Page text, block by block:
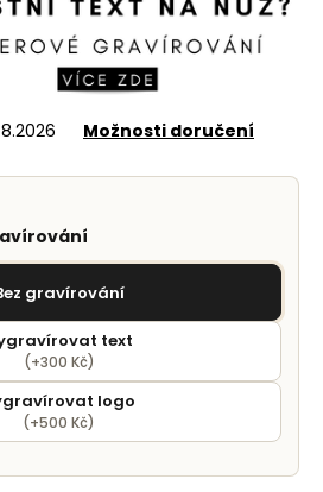
Možnosti doručení
gravírování
text
(+300 Kč)
logo
(+500 Kč)